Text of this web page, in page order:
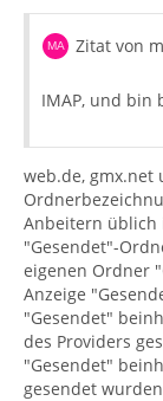
Zitat von
IMAP, und bin
web.de, gmx.net
Anbeitern üblich
"Gesendet"-
eigenen Ordner
Anzeige
"Gesendet"
des Providers
"Gesendet"
gesendet